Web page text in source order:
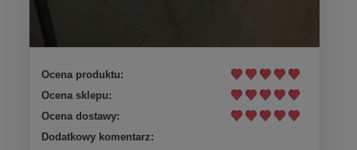
Ocena produktu:
Ocena sklepu:
Ocena dostawy:
Dodatkowy komentarz: